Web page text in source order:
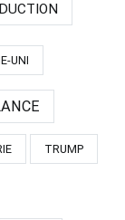
UNI
TRUMP